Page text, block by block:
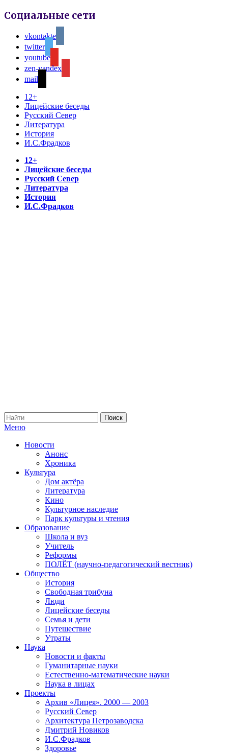
Социальные сети
vkontakte
twitter
youtube
zen-yandex
mail
12+
Лицейские беседы
Русский Север
Литература
История
И.С.Фрадков
12+
Лицейские беседы
Русский Север
Литература
История
И.С.Фрадков
Меню
Новости
Анонс
Хроника
Культура
Дом актёра
Литература
Кино
Культурное наследие
Парк культуры и чтения
Образование
Школа и вуз
Учитель
Реформы
ПОЛЁТ (научно-педагогический вестник)
Общество
История
Свободная трибуна
Люди
Лицейские беседы
Семья и дети
Путешествие
Утраты
Наука
Новости и факты
Гуманитарные науки
Естественно-математические науки
Наука в лицах
Проекты
Архив «Лицея». 2000 — 2003
Русский Север
Архитектура Петрозаводска
Дмитрий Новиков
И.С.Фрадков
Здоровье